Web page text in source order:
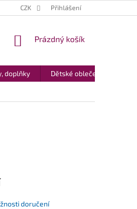
CZK Přihlášení
NÁKUPNÍ
Prázdný košík
doplňky Dětské oblečení
doručení